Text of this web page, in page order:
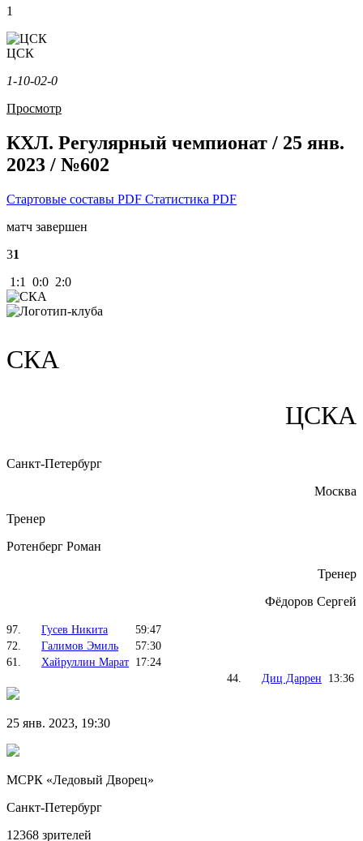
1
ЦСК
1-10-02-0
Просмотр
КХЛ. Регулярный чемпионат / 25 янв.
2023 / №602
Стартовые составы PDF Статистика PDF
матч завершен
31
1:1 0:0 2:0
СКА
ЦСКА
Санкт-Петербург
Москва
Тренер
Ротенберг Роман
Тренер
Фёдоров Сергей
97. Гусев Никита
59:47
72.
Галимов Эмиль
57:30
61.
Хайруллин Марат 17:24
44.
Диц Даррен 13:36
25 янв. 2023, 19:30
МСРК «Ледовый Дворец»
Санкт-Петербург
12368 зрителей